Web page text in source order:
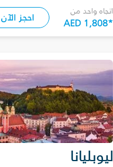
اتجاه واحد من
AED 1,808* احجز الآن
ليوبليانا